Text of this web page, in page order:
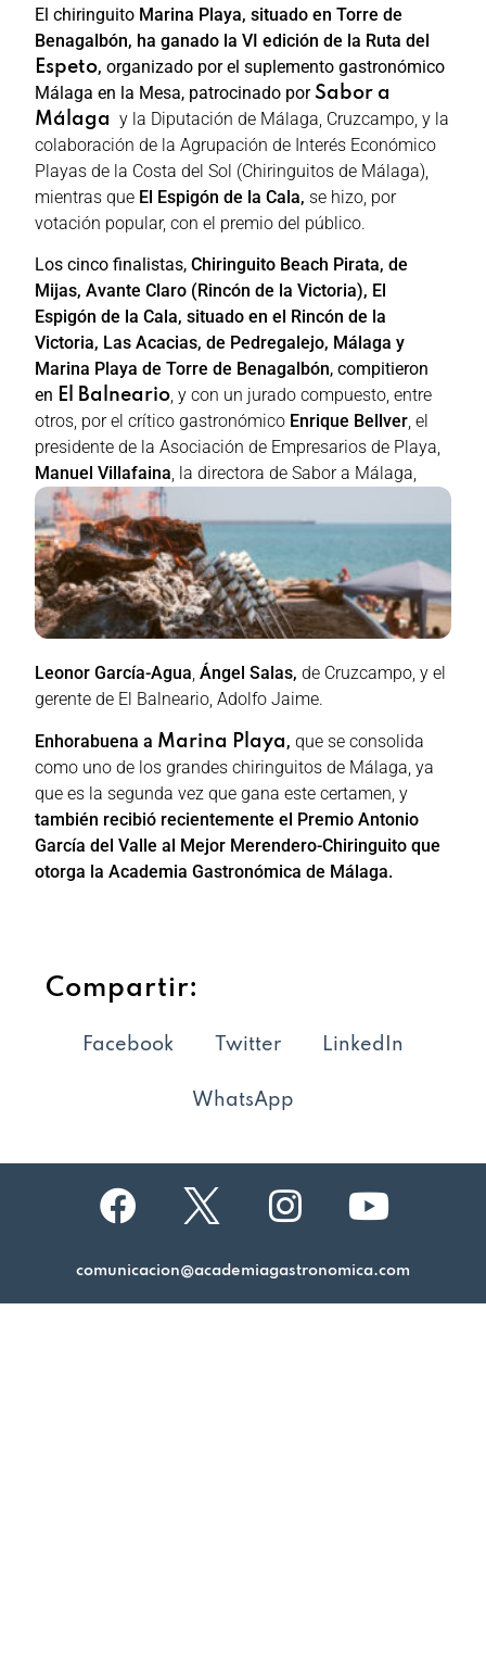
El chiringuito Marina Playa, situado en Torre de
Benagalbón, ha ganado la VI edición de la Ruta del
Espeto, organizado por el suplemento gastronómico
Málaga en la Mesa, patrocinado por Sabor a
Málaga y la Diputación de Málaga, Cruzcampo, y la
colaboración de la Agrupación de Interés Económico
Playas de la Costa del Sol (Chiringuitos de Málaga),
mientras que El Espigón de la Cala, se hizo, por
votación popular, con el premio del público.
Los cinco finalistas,Chiringuito Beach Pirata, de
Mijas, Avante Claro (Rincón de la Victoria), El
Espigón de la Cala, situado en el Rincón de la
Victoria, Las Acacias, de Pedregalejo, Málaga y
Marina Playa de Torre de Benagalbón, compitieron
en El Balneario, y con un jurado compuesto, entre
otros, por el crítico gastronómico Enrique Bellver, el
presidente de la Asociación de Empresarios de Playa,
Manuel Vil lafaina, la directora de Sabor a Málaga,
Leonor García-Agua,Ángel Salas, de Cruzcampo, y el
gerente de El Balneario, Adolfo Jaime.
Enhorabuena a Marina Playa, que se consolida
como uno de los grandes chiringuitos de Málaga, ya
que es la segunda vez que gana este certamen, y
también recibió recientemente el Premio Antonio
García del Valle al Mejor Merendero-Chiringuito que
otorga la Academia Gastronómica de Málaga.
Compartir:
Facebook Twitter LinkedIn
WhatsApp
comunicacion@academiagastronomica.com